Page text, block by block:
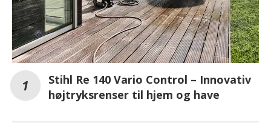
Stihl Re 140 Vario Control – Innovativ
højtryksrenser til hjem og have